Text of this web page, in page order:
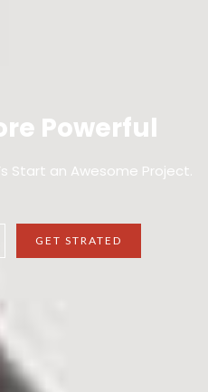
GET STRATED